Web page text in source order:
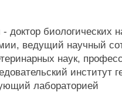
доктор биологических
ведущий научный
наук,
институт
лабораторией